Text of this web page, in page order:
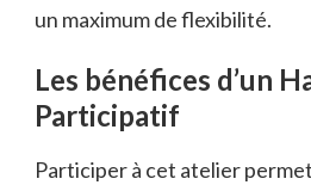
un maximum de flexibilité.
Les bénéfices d’un
Participatif
Participer à cet atelier